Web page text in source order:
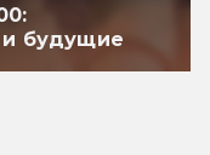
будущие